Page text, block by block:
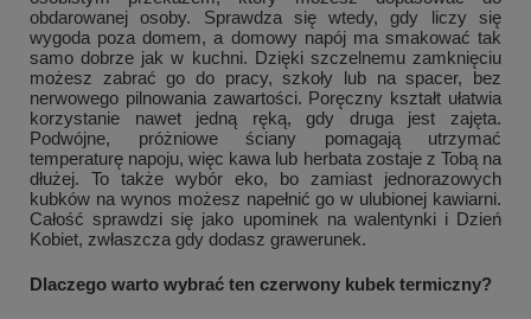
obdarowanej osoby. Sprawdza się wtedy, gdy liczy się
wygoda poza domem, a domowy napój ma smakować tak
samo dobrze jak w kuchni. Dzięki szczelnemu zamknięciu
możesz zabrać go do pracy, szkoły lub na spacer, bez
nerwowego pilnowania zawartości. Poręczny kształt ułatwia
korzystanie nawet jedną ręką, gdy druga jest zajęta.
Podwójne, próżniowe ściany pomagają utrzymać
temperaturę napoju, więc kawa lub herbata zostaje z Tobą na
dłużej. To także wybór eko, bo zamiast jednorazowych
kubków na wynos możesz napełnić go w ulubionej kawiarni.
Całość sprawdzi się jako upominek na walentynki i Dzień
Kobiet, zwłaszcza gdy dodasz grawerunek.
Dlaczego warto wybrać ten czerwony kubek termiczny?